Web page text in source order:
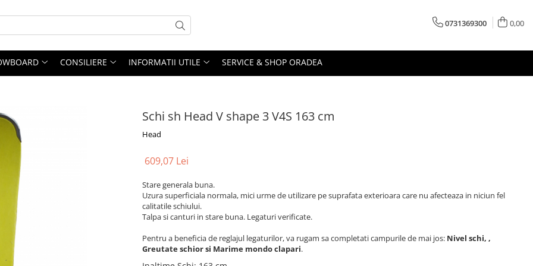
0731369300 0,00
CONSILIERE INFORMATII UTILE SERVICE & SHOP ORADEA
Schi sh Head V shape 3 V4S 163 cm
Head
609,07 Lei
Stare generala buna.
Uzura superficiala normala, mici urme de utilizare pe suprafata exterioara care nu afecteaza in niciun fel
calitatile schiului.
Talpa si canturi in stare buna. Legaturi verificate.
Pentru a beneficia de reglajul legaturilor, va rugam sa completati campurile de mai jos: Nivel schi, ,
Greutate schior si Marime mondo clapari.